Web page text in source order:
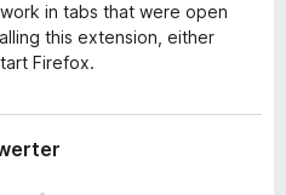
in tabs that were open
this extension, either
Firefox.